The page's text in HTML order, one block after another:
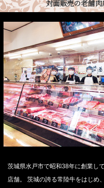
対面販売の老舗
茨城県水戸市で昭和38年に創業し
店舗。 茨城の誇る常陸牛をはじめ